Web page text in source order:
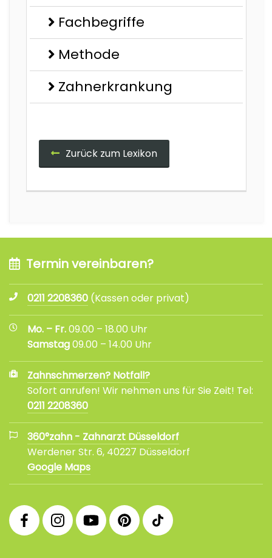
Fachbegriffe
Methode
Zahnerkrankung
Zurück zum Lexikon
Termin vereinbaren?
0211 2208360 (Kassen oder privat)
Mo. – Fr.09.00 – 18.00 Uhr
Samstag09.00 – 14.00 Uhr
Zahnschmerzen? Notfall?
Sofort anrufen! Wir nehmen uns für Sie Zeit! Tel:
0211 2208360
360°zahn - Zahnarzt Düsseldorf
Werdener Str. 6, 40227 Düsseldorf
Google Maps
360°
Facebook
Fanpage
360°
Instagram
Praxis
360°
YouTube
Channel
360°
Pinterest
Profil
360°
tiktok
Profil